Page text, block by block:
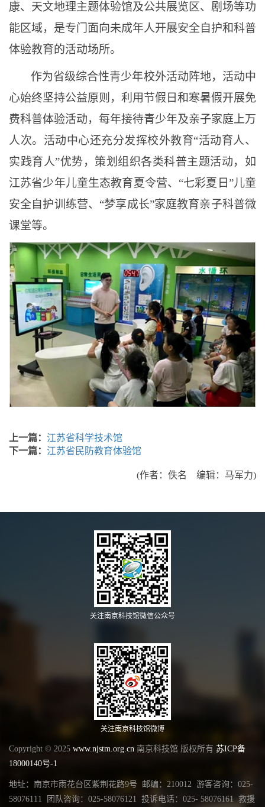
康、天文地理主题体验馆及公共展览区、剧场等功
能区域，是专门面向未成年人开展安全自护和科普
体验教育的活动场所。
作为省级综合性青少年校外活动阵地，活动中
心始终坚持公益原则，利用节假日和寒暑假开展免
费科普体验活动，每年接待青少年及亲子家庭上万
人次。活动中心还充分发挥校外教育“活动育人、
实践育人”优势，策划组织各类科普主题活动，如
江苏省少年儿童生态教育夏令营、“七彩夏日”儿童
安全自护训练营、“梦享成长”家庭教育亲子科普微
课堂等。
上一篇： 江苏省科学技术馆
下一篇： 江苏省民防教育体验馆
(作者：佚名 编辑：马军力)
关注南京科技馆微信公众号
关注南京科技馆微博
Copyright © 2025 www.njstm.org.cn 南京科技馆 版权所有 苏ICP备
18000140号-1
地址：南京市雨花台区紫荆花路9号 邮编：210012 游客咨询：025-
58076111 团队咨询：025-58076121 投诉电话：025- 58076161 救援